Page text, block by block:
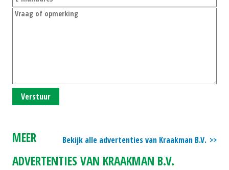
Verstuur
Bekijk alle advertenties van Kraakman B.V.
MEER
ADVERTENTIES VAN KRAAKMAN B.V.